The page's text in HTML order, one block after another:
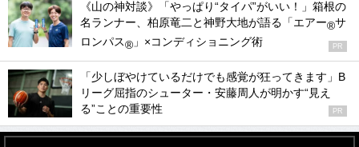
《山の神対談》「やっぱり“タイパ”がいい！」箱根の
名ランナー、柏原竜二と神野大地が語る「エアー®サ
ロンパス® 」×コンディショニング術 PR
「少しぼやけているだけでも感覚が狂ってきます」B
リーグ屈指のシューター・安藤周人が明かす“見え
る”ことの重要性
PR